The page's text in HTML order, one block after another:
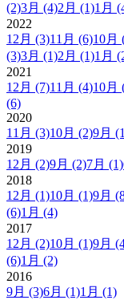
(2)3月 (4)2月 (1)1月
2022
12月 (3)11月 (6)10月
(3)3月 (1)2月 (1)1月
2021
12月 (7)11月 (4)10月
(6)
2020
11月 (3)10月 (2)9月
2019
12月 (2)9月 (2)7月 (1)
2018
12月 (1)10月 (1)9月
(6)1月 (4)
2017
12月 (2)10月 (1)9月
(6)1月 (2)
2016
9月 (3)6月 (1)1月 (1)